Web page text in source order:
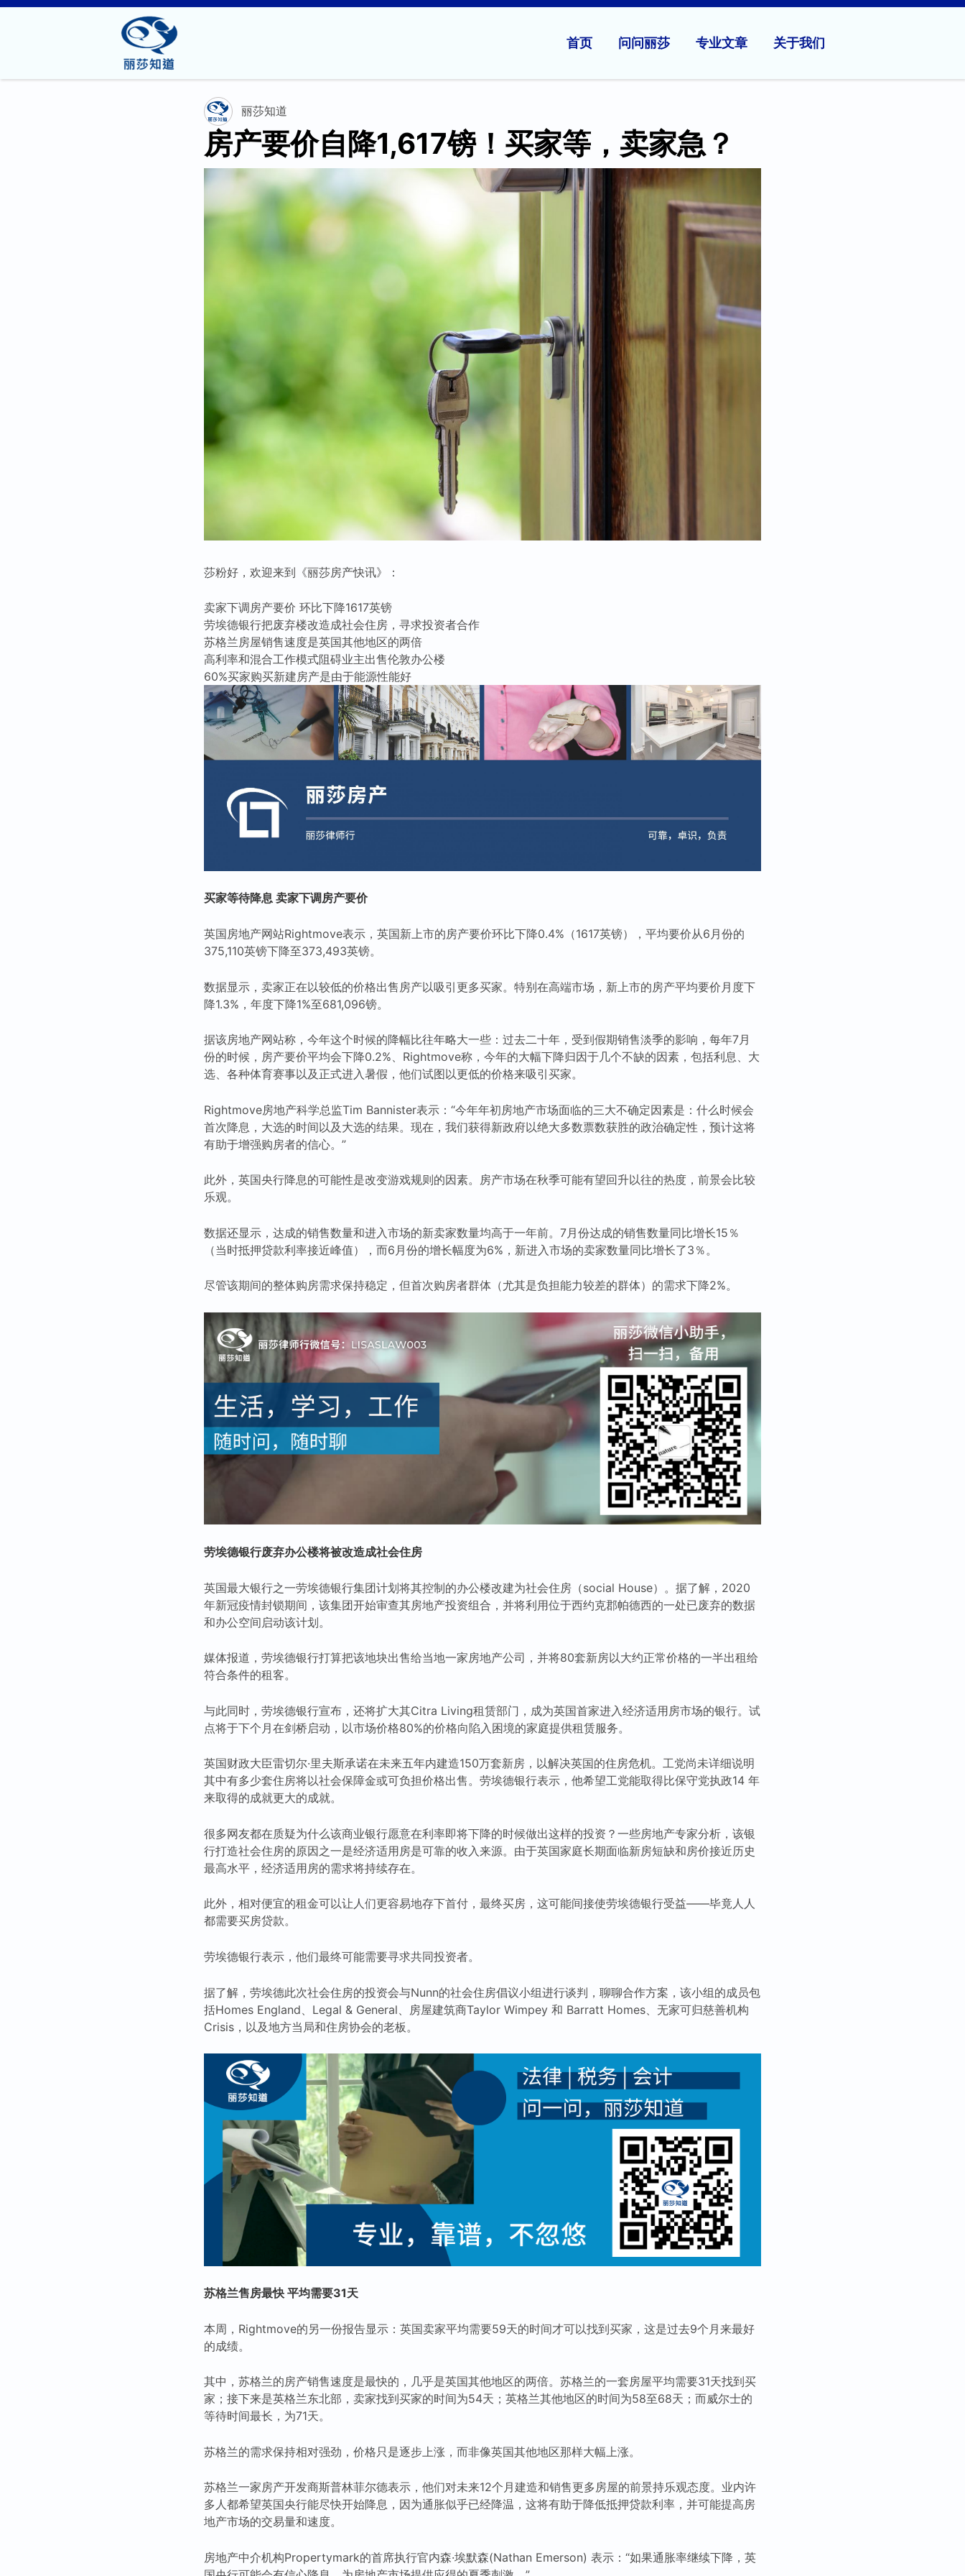
首页 问问丽莎 专业文章 关于我们
丽莎知道
房产要价自降1,617镑！买家等，卖家急？
莎粉好，欢迎来到《丽莎房产快讯》：
卖家下调房产要价 环比下降1617英镑
劳埃德银行把废弃楼改造成社会住房，寻求投资者合作
苏格兰房屋销售速度是英国其他地区的两倍
高利率和混合工作模式阻碍业主出售伦敦办公楼
60%买家购买新建房产是由于能源性能好
买家等待降息 卖家下调房产要价
英国房地产网站Rightmove表示，英国新上市的房产要价环比下降0.4%（1617英镑），平均要价从6月份的
375,110英镑下降至373,493英镑。
数据显示，卖家正在以较低的价格出售房产以吸引更多买家。特别在高端市场，新上市的房产平均要价月度下
降1.3%，年度下降1%至681,096镑。
据该房地产网站称，今年这个时候的降幅比往年略大一些：过去二十年，受到假期销售淡季的影响，每年7月
份的时候，房产要价平均会下降0.2%、Rightmove称，今年的大幅下降归因于几个不缺的因素，包括利息、大
选、各种体育赛事以及正式进入暑假，他们试图以更低的价格来吸引买家。
Rightmove房地产科学总监Tim Bannister表示：“今年年初房地产市场面临的三大不确定因素是：什么时候会
首次降息，大选的时间以及大选的结果。现在，我们获得新政府以绝大多数票数获胜的政治确定性，预计这将
有助于增强购房者的信心。”
此外，英国央行降息的可能性是改变游戏规则的因素。房产市场在秋季可能有望回升以往的热度，前景会比较
乐观。
数据还显示，达成的销售数量和进入市场的新卖家数量均高于一年前。7月份达成的销售数量同比增长15％
（当时抵押贷款利率接近峰值），而6月份的增长幅度为6%，新进入市场的卖家数量同比增长了3％。
尽管该期间的整体购房需求保持稳定，但首次购房者群体（尤其是负担能力较差的群体）的需求下降2%。
劳埃德银行废弃办公楼将被改造成社会住房
英国最大银行之一劳埃德银行集团计划将其控制的办公楼改建为社会住房（social House）。据了解，2020
年新冠疫情封锁期间，该集团开始审查其房地产投资组合，并将利用位于西约克郡帕德西的一处已废弃的数据
和办公空间启动该计划。
媒体报道，劳埃德银行打算把该地块出售给当地一家房地产公司，并将80套新房以大约正常价格的一半出租给
符合条件的租客。
与此同时，劳埃德银行宣布，还将扩大其Citra Living租赁部门，成为英国首家进入经济适用房市场的银行。试
点将于下个月在剑桥启动，以市场价格80%的价格向陷入困境的家庭提供租赁服务。
英国财政大臣雷切尔·里夫斯承诺在未来五年内建造150万套新房，以解决英国的住房危机。工党尚未详细说明
其中有多少套住房将以社会保障金或可负担价格出售。劳埃德银行表示，他希望工党能取得比保守党执政14 年
来取得的成就更大的成就。
很多网友都在质疑为什么该商业银行愿意在利率即将下降的时候做出这样的投资？一些房地产专家分析，该银
行打造社会住房的原因之一是经济适用房是可靠的收入来源。由于英国家庭长期面临新房短缺和房价接近历史
最高水平，经济适用房的需求将持续存在。
此外，相对便宜的租金可以让人们更容易地存下首付，最终买房，这可能间接使劳埃德银行受益——毕竟人人
都需要买房贷款。
劳埃德银行表示，他们最终可能需要寻求共同投资者。
据了解，劳埃德此次社会住房的投资会与Nunn的社会住房倡议小组进行谈判，聊聊合作方案，该小组的成员包
括Homes England、Legal & General、房屋建筑商Taylor Wimpey 和 Barratt Homes、无家可归慈善机构
Crisis，以及地方当局和住房协会的老板。
苏格兰售房最快 平均需要31天
本周，Rightmove的另一份报告显示：英国卖家平均需要59天的时间才可以找到买家，这是过去9个月来最好
的成绩。
其中，苏格兰的房产销售速度是最快的，几乎是英国其他地区的两倍。苏格兰的一套房屋平均需要31天找到买
家；接下来是英格兰东北部，卖家找到买家的时间为54天；英格兰其他地区的时间为58至68天；而威尔士的
等待时间最长，为71天。
苏格兰的需求保持相对强劲，价格只是逐步上涨，而非像英国其他地区那样大幅上涨。
苏格兰一家房产开发商斯普林菲尔德表示，他们对未来12个月建造和销售更多房屋的前景持乐观态度。业内许
多人都希望英国央行能尽快开始降息，因为通胀似乎已经降温，这将有助于降低抵押贷款利率，并可能提高房
地产市场的交易量和速度。
房地产中介机构Propertymark的首席执行官内森·埃默森(Nathan Emerson) 表示：“如果通胀率继续下降，英